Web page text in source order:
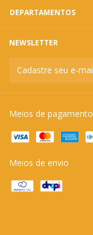
DEPARTAMENTOS
NEWSLETTER
Meios de pagamento
Meios de envio